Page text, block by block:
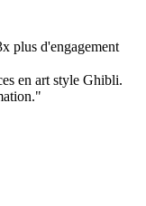
plus d'engagement
en art style Ghibli.
"